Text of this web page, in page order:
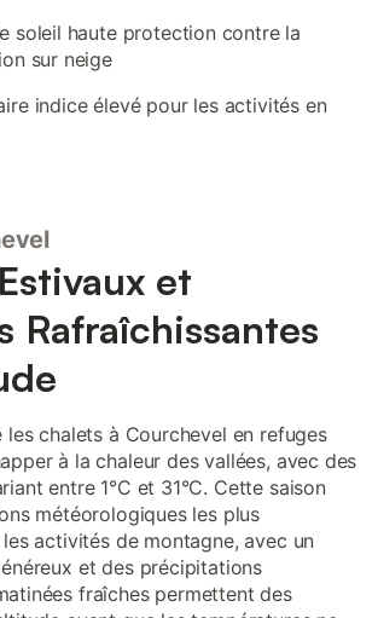
soleil haute protection contre la
sur neige
indice élevé pour les activités en
et
Rafraîchissantes
les chalets à Courchevel en refuges
à la chaleur des vallées, avec des
entre 1°C et 31°C. Cette saison
météorologiques les plus
activités de montagne, avec un
et des précipitations
fraîches permettent des